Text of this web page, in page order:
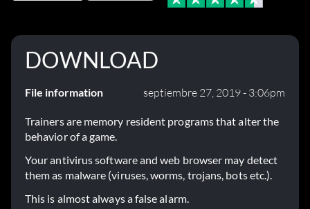
DOWNLOAD
File information septiembre 27, 2019 - 3:06pm
Trainers are memory resident programs that alter the
behavior of a game.
Your antivirus software and web browser may detect
them as malware (viruses, worms, trojans, bots etc.).
This is almost always a false alarm.